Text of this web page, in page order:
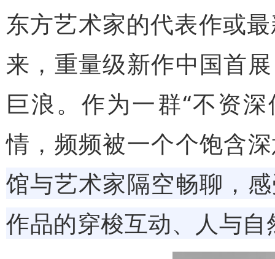
东方艺术家的代表作或
来，重量级新作中国首
巨浪。作为一群“不资
情，频频被一个个饱含
馆与艺术家隔空畅聊，
作品的穿梭互动、人与